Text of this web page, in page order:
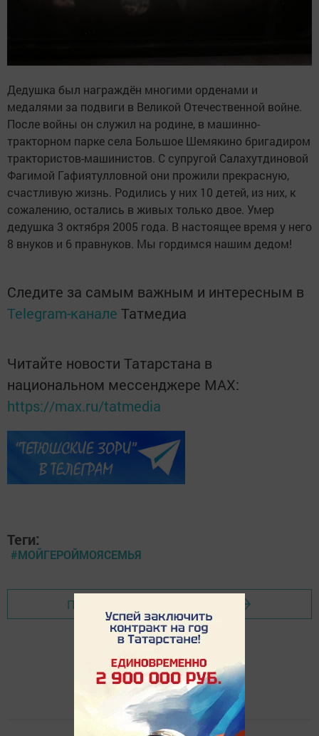
Дедушка был награждён многими орденами и
медалями за подвиги в Великой Отечественной войне.
После войны он служил на родине, в машинно-
тракторном парке села Большое Шемякино бригадиром
трактористов-машинистов. С супругой Салахутдиновой
Фагимой Гафиятулловной они прожили прекрасную,
счастливую жизнь. Родились у них 10 детей, из них, к
сожалению, остались в живых только двое. Умер
дедушка 3 октября 2005 года. В настоящее время у него
8 внуков и 6 правнуков. Мы гордимся нашим дедом!
Следите за самым важным и интересным в
Telegram-канале Татмедиа
Читайте новости Татарстана в
национальном мессенджере MАХ:
https://max.ru/tatmedia
Теги:
#МОЙГЕРОЙМОЯСЕМЬЯ
Перейти на страницу новости